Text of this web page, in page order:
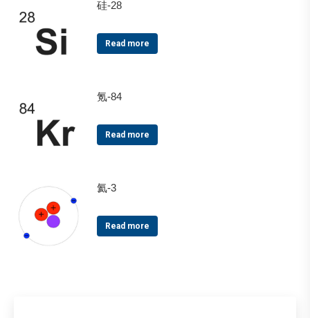
硅-28
Read more
氪-84
Read more
氦-3
Read more